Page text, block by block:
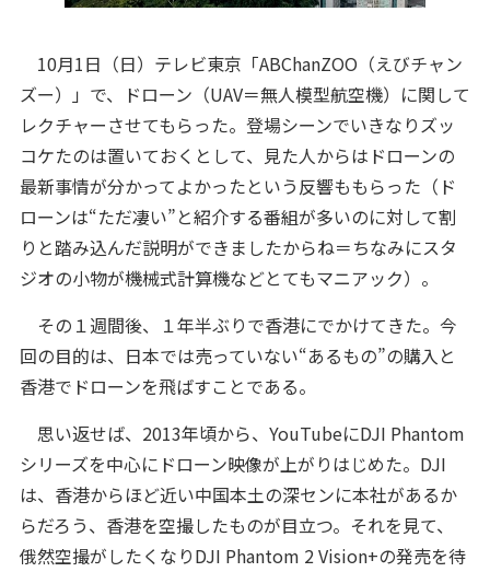
10月1日（日）テレビ東京「ABChanZOO（えびチャン
ズー）」で、ドローン（UAV＝無人模型航空機）に関して
レクチャーさせてもらった。登場シーンでいきなりズッ
コケたのは置いておくとして、見た人からはドローンの
最新事情が分かってよかったという反響ももらった（ド
ローンは“ただ凄い”と紹介する番組が多いのに対して割
りと踏み込んだ説明ができましたからね＝ちなみにスタ
ジオの小物が機械式計算機などとてもマニアック）。
その１週間後、１年半ぶりで香港にでかけてきた。今
回の目的は、日本では売っていない“あるもの”の購入と
香港でドローンを飛ばすことである。
思い返せば、2013年頃から、YouTubeにDJI Phantom
シリーズを中心にドローン映像が上がりはじめた。DJI
は、香港からほど近い中国本土の深センに本社があるか
らだろう、香港を空撮したものが目立つ。それを見て、
俄然空撮がしたくなりDJI Phantom 2 Vision+の発売を待